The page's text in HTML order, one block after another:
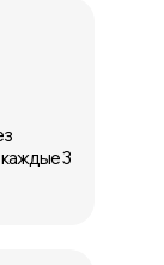
каждые 3